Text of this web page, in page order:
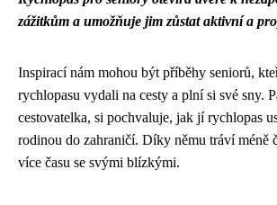
zážitkům a umožňuje jim zůstat aktivní a
Inspirací nám mohou být příběhy seniorů,
rychlopasu vydali na cesty a plní si své sny.
cestovatelka, si pochvaluje, jak jí rychlopas
rodinou do zahraničí. Díky němu tráví méně
více času se svými blízkými.